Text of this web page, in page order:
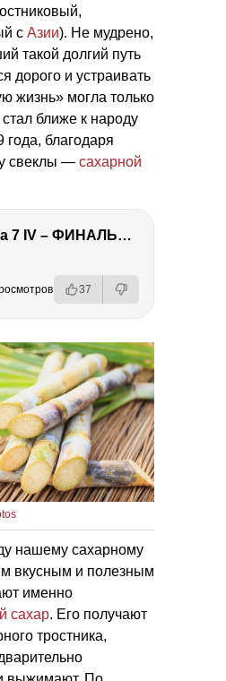
с Азии). Не мудрено,
такой долгий путь
дорого и устраивать
жизнь» могла только
ближе к народу
года, благодаря
свеклы — сахарной
Sony Alpha 7 IV – ФИНАЛЬНЫЙ ОБЗОР
37
нашему сахарному
вкусным и полезным
именно
сахар. Его получают
тростника,